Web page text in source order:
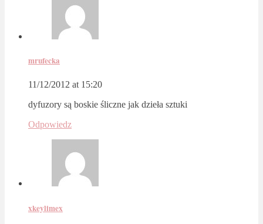
mrufecka
11/12/2012 at 15:20
dyfuzory są boskie śliczne jak dzieła sztuki
Odpowiedz
xkeylimex